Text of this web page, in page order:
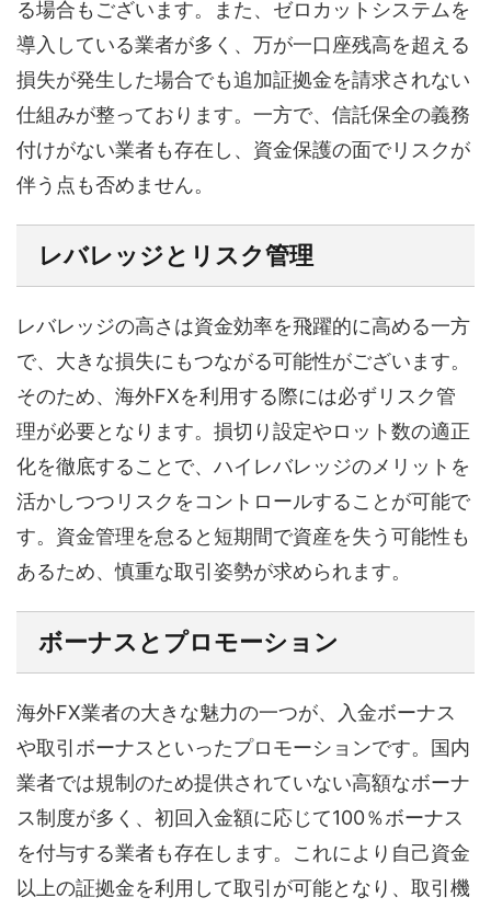
る場合もございます。また、ゼロカットシステムを
導入している業者が多く、万が一口座残高を超える
損失が発生した場合でも追加証拠金を請求されない
仕組みが整っております。一方で、信託保全の義務
付けがない業者も存在し、資金保護の面でリスクが
伴う点も否めません。
レバレッジとリスク管理
レバレッジの高さは資金効率を飛躍的に高める一方
で、大きな損失にもつながる可能性がございます。
そのため、海外FXを利用する際には必ずリスク管
理が必要となります。損切り設定やロット数の適正
化を徹底することで、ハイレバレッジのメリットを
活かしつつリスクをコントロールすることが可能で
す。資金管理を怠ると短期間で資産を失う可能性も
あるため、慎重な取引姿勢が求められます。
ボーナスとプロモーション
海外FX業者の大きな魅力の一つが、入金ボーナス
や取引ボーナスといったプロモーションです。国内
業者では規制のため提供されていない高額なボーナ
ス制度が多く、初回入金額に応じて100％ボーナス
を付与する業者も存在します。これにより自己資金
以上の証拠金を利用して取引が可能となり、取引機